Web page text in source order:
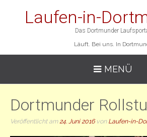
Laufen-in-
Das Dortmunder
Läuft. Bei uns. In
MENÜ
Dortmunder
Veröffentlicht am24. Juni 2016von Laufen-in-